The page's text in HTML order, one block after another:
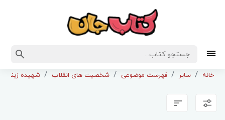
خانه سایر فهرست موضوعی شخصیت های انقلاب شهیده زینب